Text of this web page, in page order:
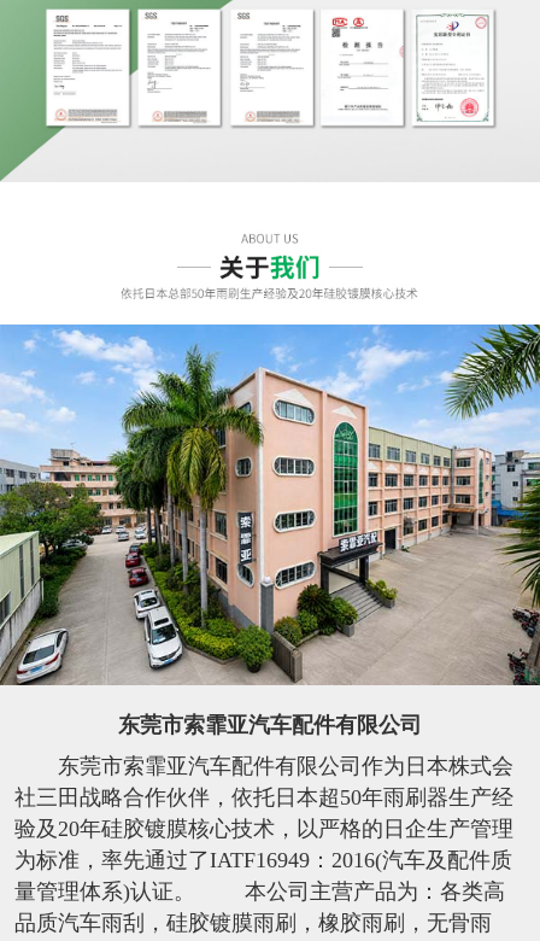
东莞市索霏亚汽车配件有限公司
东莞市索霏亚汽车配件有限公司作为日本株式会
社三田战略合作伙伴，依托日本超50年雨刷器生产经
验及20年硅胶镀膜核心技术，以严格的日企生产管理
为标准，率先通过了IATF16949：2016(汽车及配件质
量管理体系)认证。 本公司主营产品为：各类高
品质汽车雨刮，硅胶镀膜雨刷，橡胶雨刷，无骨雨